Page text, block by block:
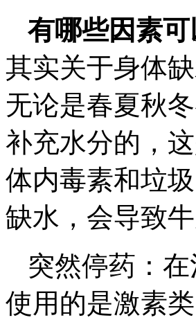
有哪些因素
其实关于身体
无论是春夏秋
补充水分的，
体内毒素和垃
缺水，会导致
突然停药：
使用的是激素